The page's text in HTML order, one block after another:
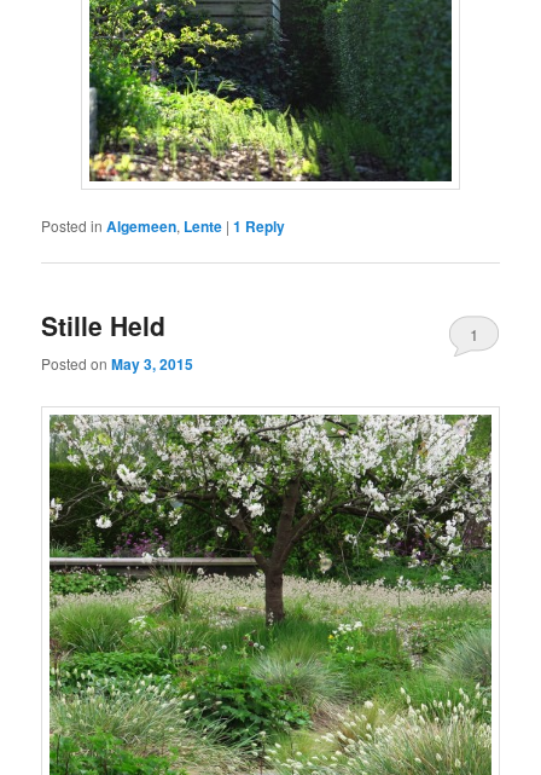
Posted in Algemeen, Lente |1 Reply
Stille Held
Posted onMay 3, 2015
1